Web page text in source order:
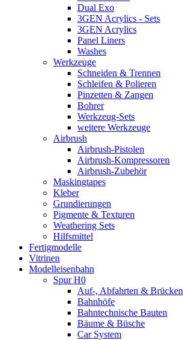
Dual Exo
3GEN Acrylics - Sets
3GEN Acrylics
Panel Liners
Washes
Werkzeuge
Schneiden & Trennen
Schleifen & Polieren
Pinzetten & Zangen
Bohrer
Werkzeug-Sets
weitere Werkzeuge
Airbrush
Airbrush-Pistolen
Airbrush-Kompressoren
Airbrush-Zubehör
Maskingtapes
Kleber
Grundierungen
Pigmente & Texturen
Weathering Sets
Hilfsmittel
Fertigmodelle
Vitrinen
Modelleisenbahn
Spur H0
Auf-, Abfahrten & Brücken
Bahnhöfe
Bahntechnische Bauten
Bäume & Büsche
Car System